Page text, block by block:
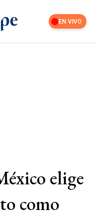
EN VIVO
elige
como